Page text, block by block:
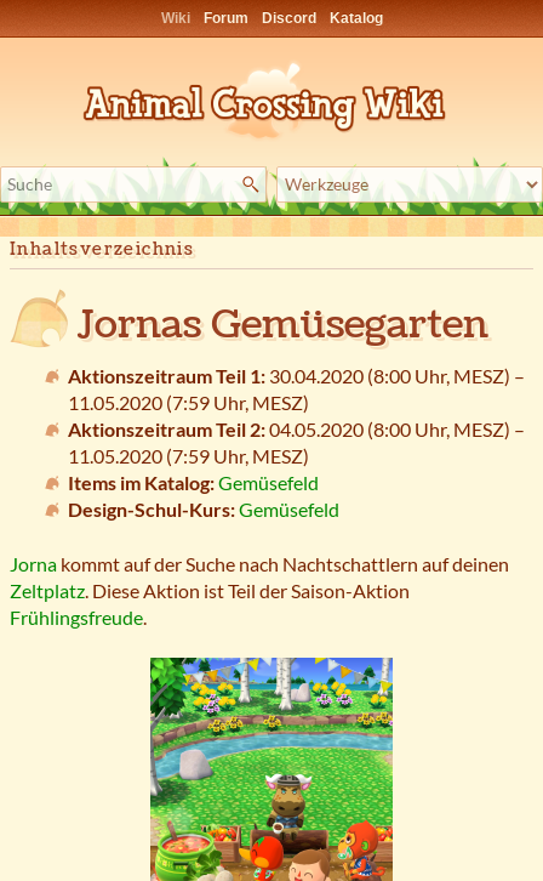
Wiki Forum Discord Katalog
Inhaltsverzeichnis
Jornas Gemüsegarten
Aktionszeitraum Teil 1: 30.04.2020 (8:00 Uhr, MESZ) –
11.05.2020 (7:59 Uhr, MESZ)
Aktionszeitraum Teil 2:04.05.2020 (8:00 Uhr, MESZ) –
11.05.2020 (7:59 Uhr, MESZ)
Items im Katalog:Gemüsefeld
Design-Schul-Kurs:Gemüsefeld
Jorna kommt auf der Suche nach Nachtschattlern auf deinen
Zeltplatz . Diese Aktion ist Teil der Saison-Aktion
Frühlingsfreude